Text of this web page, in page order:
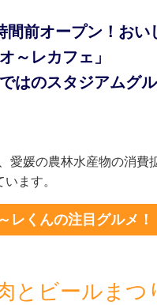
間前オープン！おい
～レカフェ」
はのスタジアムグ
愛媛の農林水産物の消費
ます。
レくんの注目グルメ！
とビールまつ